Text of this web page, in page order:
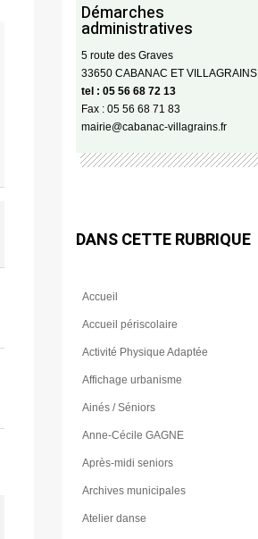
Démarches
administratives
5 route des Graves
33650 CABANAC ET VILLAGRAINS
tel : 05 56 68 72 13
Fax : 05 56 68 71 83
mairie@cabanac-villagrains.fr
DANS CETTE RUBRIQUE
Accueil
Accueil périscolaire
Activité Physique Adaptée
Affichage urbanisme
Ainés / Séniors
Anne-Cécile GAGNE
Après-midi seniors
Archives municipales
Atelier danse